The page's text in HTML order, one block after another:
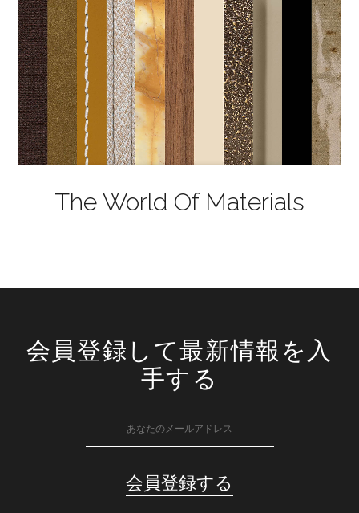
The World Of Materials
会員登録して最新情報を入
手する